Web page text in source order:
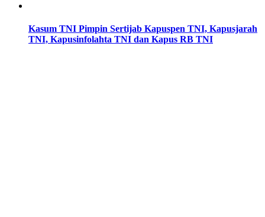
Kasum TNI Pimpin Sertijab Kapuspen TNI, Kapusjarah
TNI, Kapusinfolahta TNI dan Kapus RB TNI